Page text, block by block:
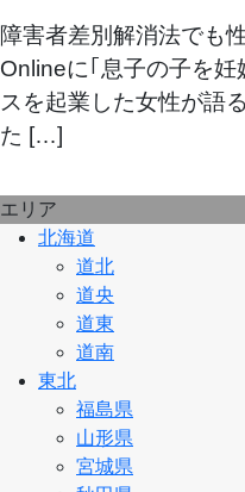
障害者差別解消法でも
Onlineに｢息子の子を
スを起業した女性が語
た […]
エリア
北海道
道北
道央
道東
道南
東北
福島県
山形県
宮城県